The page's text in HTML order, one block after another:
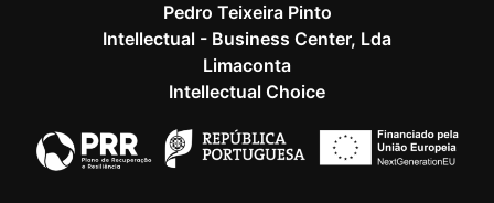
Contactos Recrutamento Política de Privacidade
Pedro Teixeira Pinto
Intellectual - Business Center, Lda
Limaconta
Intellectual Choice